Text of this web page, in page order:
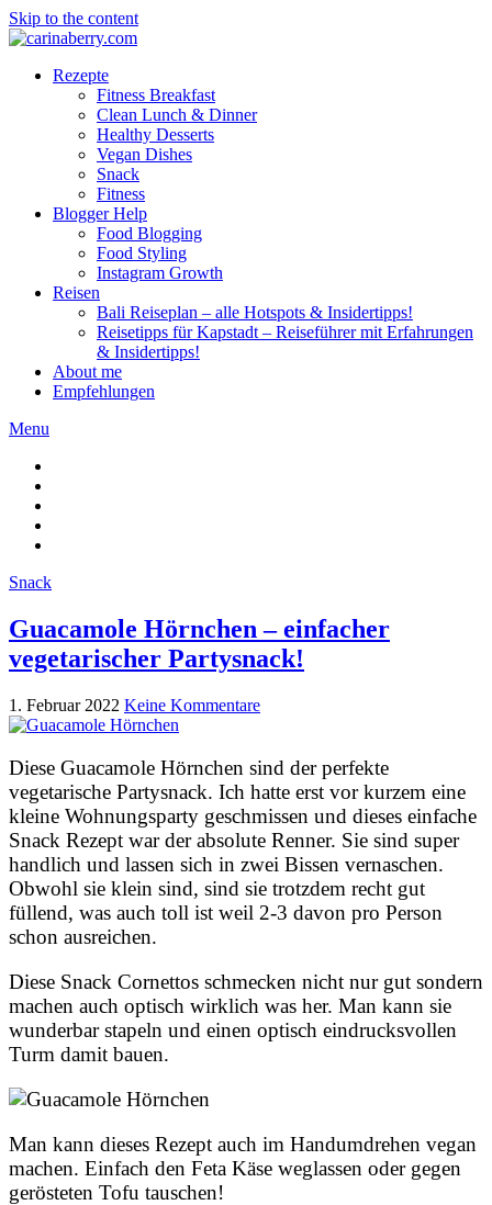
Skip to the content
Rezepte
Fitness Breakfast
Clean Lunch & Dinner
Healthy Desserts
Vegan Dishes
Snack
Fitness
Blogger Help
Food Blogging
Food Styling
Instagram Growth
Reisen
Bali Reiseplan – alle Hotspots & Insidertipps!
Reisetipps für Kapstadt – Reiseführer mit Erfahrungen
& Insidertipps!
About me
Empfehlungen
Menu
Snack
Guacamole Hörnchen – einfacher
vegetarischer Partysnack!
1. Februar 2022 Keine Kommentare
Diese Guacamole Hörnchen sind der perfekte
vegetarische Partysnack. Ich hatte erst vor kurzem eine
kleine Wohnungsparty geschmissen und dieses einfache
Snack Rezept war der absolute Renner. Sie sind super
handlich und lassen sich in zwei Bissen vernaschen.
Obwohl sie klein sind, sind sie trotzdem recht gut
füllend, was auch toll ist weil 2-3 davon pro Person
schon ausreichen.
Diese Snack Cornettos schmecken nicht nur gut sondern
machen auch optisch wirklich was her. Man kann sie
wunderbar stapeln und einen optisch eindrucksvollen
Turm damit bauen.
Man kann dieses Rezept auch im Handumdrehen vegan
machen. Einfach den Feta Käse weglassen oder gegen
gerösteten Tofu tauschen!